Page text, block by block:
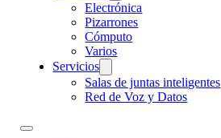
Electrónica
Pizarrones
Cómputo
Varios
Servicios
Salas de juntas inteligentes
Red de Voz y Datos